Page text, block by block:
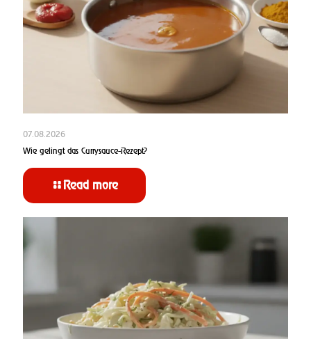
07.08.2026
Wie gelingt das Currysauce-Rezept?
Read more